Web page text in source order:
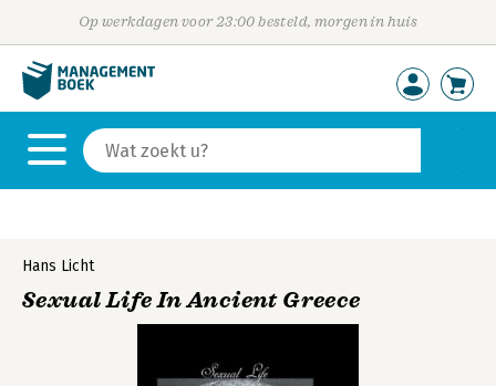
Op werkdagen voor 23:00 besteld, morgen in huis
Hans Licht
Sexual Life In Ancient Greece